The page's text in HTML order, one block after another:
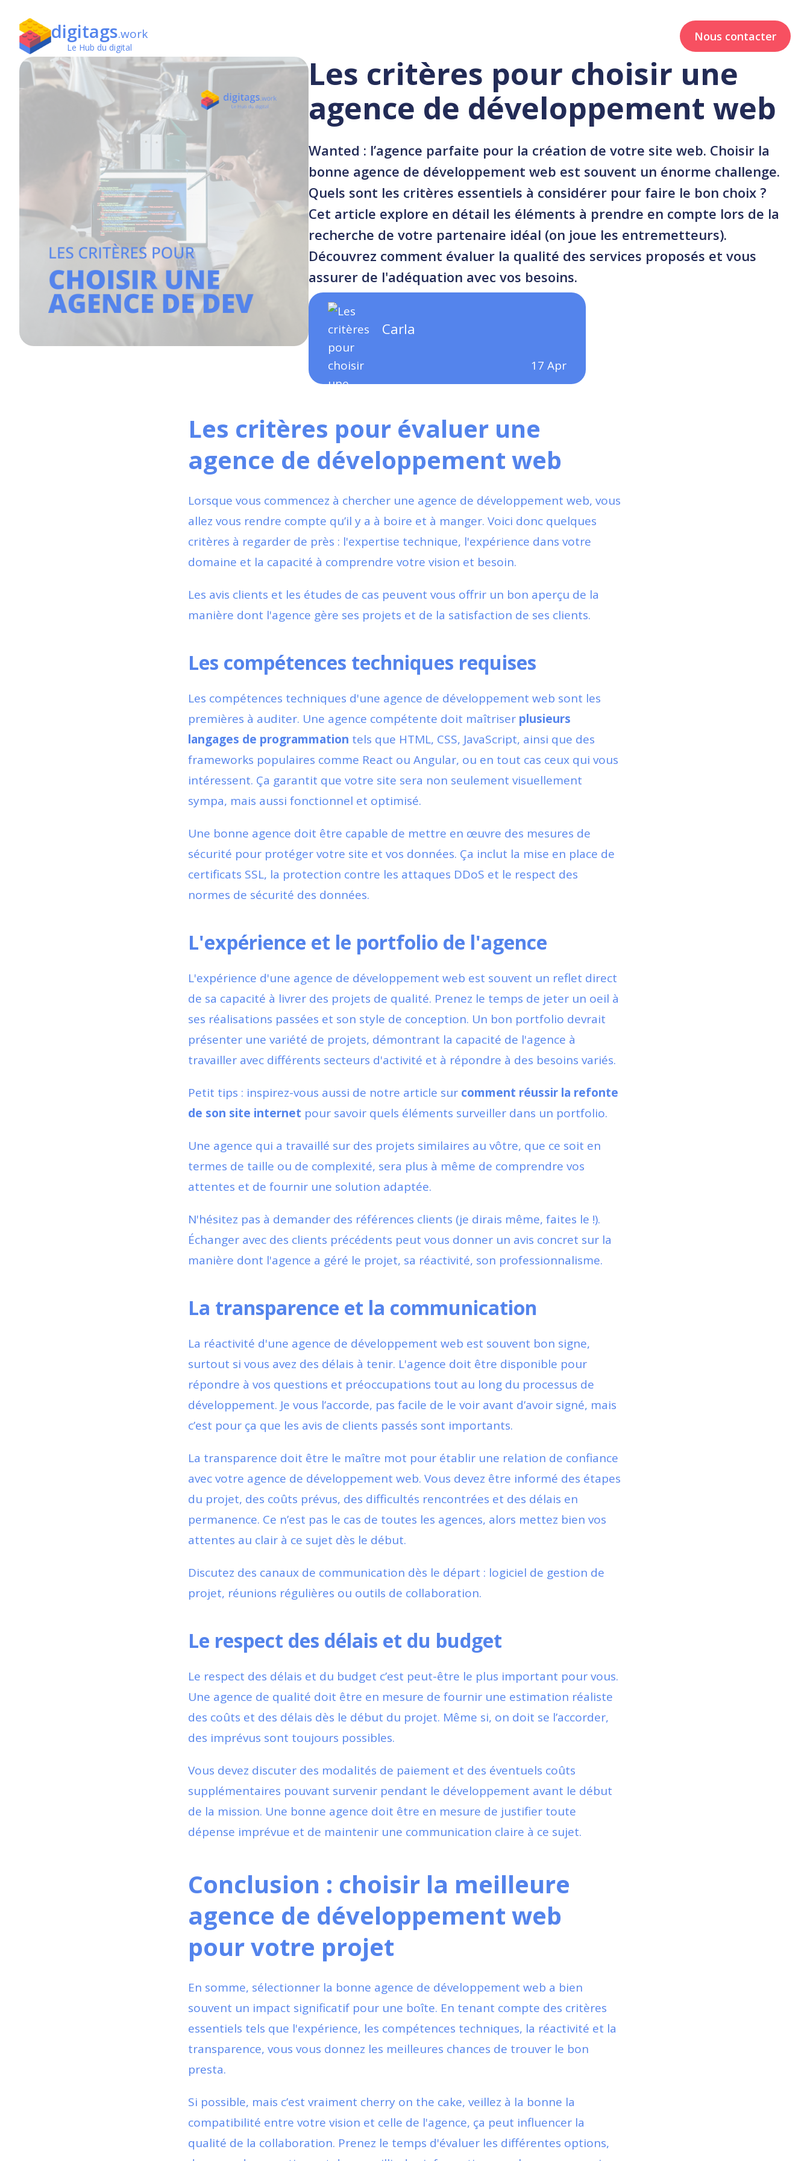
digitags.work
Le Hub du digital
Nous contacter
Les critères pour choisir une
agence de développement web
Wanted : l’agence parfaite pour la création de votre site web. Choisir la
bonne agence de développement web est souvent un énorme challenge.
Quels sont les critères essentiels à considérer pour faire le bon choix ?
Cet article explore en détail les éléments à prendre en compte lors de la
recherche de votre partenaire idéal (on joue les entremetteurs).
Découvrez comment évaluer la qualité des services proposés et vous
assurer de l'adéquation avec vos besoins.
Carla
17 Apr
Les critères pour évaluer une
agence de développement web
Lorsque vous commencez à chercher une agence de développement web, vous
allez vous rendre compte qu’il y a à boire et à manger. Voici donc quelques
critères à regarder de près : l'expertise technique, l'expérience dans votre
domaine et la capacité à comprendre votre vision et besoin.
Les avis clients et les études de cas peuvent vous offrir un bon aperçu de la
manière dont l'agence gère ses projets et de la satisfaction de ses clients.
Les compétences techniques requises
Les compétences techniques d'une agence de développement web sont les
premières à auditer. Une agence compétente doit maîtriser plusieurs
langages de programmation tels que HTML, CSS, JavaScript, ainsi que des
frameworks populaires comme React ou Angular, ou en tout cas ceux qui vous
intéressent. Ça garantit que votre site sera non seulement visuellement
sympa, mais aussi fonctionnel et optimisé.
Une bonne agence doit être capable de mettre en œuvre des mesures de
sécurité pour protéger votre site et vos données. Ça inclut la mise en place de
certificats SSL, la protection contre les attaques DDoS et le respect des
normes de sécurité des données.
L'expérience et le portfolio de l'agence
L'expérience d'une agence de développement web est souvent un reflet direct
de sa capacité à livrer des projets de qualité. Prenez le temps de jeter un oeil à
ses réalisations passées et son style de conception. Un bon portfolio devrait
présenter une variété de projets, démontrant la capacité de l'agence à
travailler avec différents secteurs d'activité et à répondre à des besoins variés.
Petit tips : inspirez-vous aussi de notre article sur comment réussir la refonte
de son site internet pour savoir quels éléments surveiller dans un portfolio.
Une agence qui a travaillé sur des projets similaires au vôtre, que ce soit en
termes de taille ou de complexité, sera plus à même de comprendre vos
attentes et de fournir une solution adaptée.
N'hésitez pas à demander des références clients (je dirais même, faites le !).
Échanger avec des clients précédents peut vous donner un avis concret sur la
manière dont l'agence a géré le projet, sa réactivité, son professionnalisme.
La transparence et la communication
La réactivité d'une agence de développement web est souvent bon signe,
surtout si vous avez des délais à tenir. L'agence doit être disponible pour
répondre à vos questions et préoccupations tout au long du processus de
développement. Je vous l’accorde, pas facile de le voir avant d’avoir signé, mais
c’est pour ça que les avis de clients passés sont importants.
La transparence doit être le maître mot pour établir une relation de confiance
avec votre agence de développement web. Vous devez être informé des étapes
du projet, des coûts prévus, des difficultés rencontrées et des délais en
permanence. Ce n’est pas le cas de toutes les agences, alors mettez bien vos
attentes au clair à ce sujet dès le début.
Discutez des canaux de communication dès le départ : logiciel de gestion de
projet, réunions régulières ou outils de collaboration.
Le respect des délais et du budget
Le respect des délais et du budget c’est peut-être le plus important pour vous.
Une agence de qualité doit être en mesure de fournir une estimation réaliste
des coûts et des délais dès le début du projet. Même si, on doit se l’accorder,
des imprévus sont toujours possibles.
Vous devez discuter des modalités de paiement et des éventuels coûts
supplémentaires pouvant survenir pendant le développement avant le début
de la mission. Une bonne agence doit être en mesure de justifier toute
dépense imprévue et de maintenir une communication claire à ce sujet.
Conclusion : choisir la meilleure
agence de développement web
pour votre projet
En somme, sélectionner la bonne agence de développement web a bien
souvent un impact significatif pour une boîte. En tenant compte des critères
essentiels tels que l'expérience, les compétences techniques, la réactivité et la
transparence, vous vous donnez les meilleures chances de trouver le bon
presta.
Si possible, mais c’est vraiment cherry on the cake, veillez à la bonne la
compatibilité entre votre vision et celle de l'agence, ça peut influencer la
qualité de la collaboration. Prenez le temps d'évaluer les différentes options,